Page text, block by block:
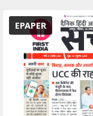
EPAPER